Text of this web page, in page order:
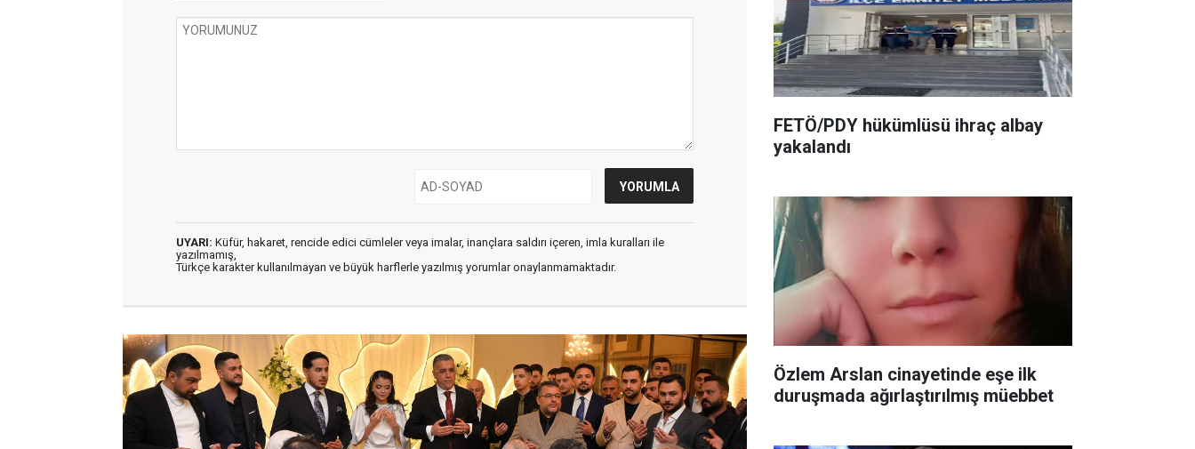
UYARI: Küfür, hakaret, rencide edici cümleler veya imalar, inançlara saldırı içeren, imla kuralları ile
yazılmamış,
Türkçe karakter kullanılmayan ve büyük harflerle yazılmış yorumlar onaylanmamaktadır.
FETÖ/PDY hükümlüsü ihraç albay
yakalandı
Özlem Arslan cinayetinde eşe ilk
duruşmada ağırlaştırılmış müebbet